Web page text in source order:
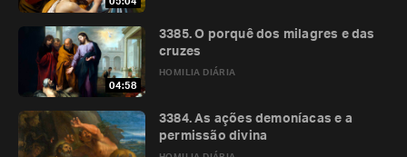
04:58
HOMILIA DIÁRIA
3385. O porquê dos milagres e das
cruzes
3384. As ações demoníacas e a
permissão divina